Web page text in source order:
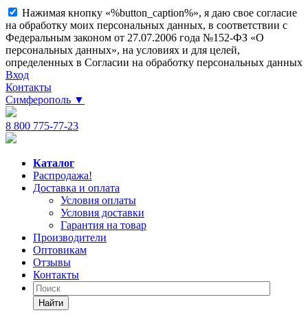
Нажимая кнопку «%button_caption%», я даю свое согласие
на обработку моих персональных данных, в соответствии с
Федеральным законом от 27.07.2006 года №152-ФЗ «О
персональных данных», на условиях и для целей,
определенных в Согласии на обработку персональных данных
Вход
Контакты
Симферополь ▼
8 800 775-77-23
Каталог
Распродажа!
Доставка и оплата
Условия оплаты
Условия доставки
Гарантия на товар
Производители
Оптовикам
Отзывы
Контакты
Найти